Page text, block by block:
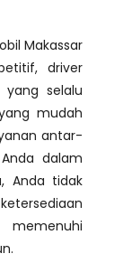
Makassar
driver
yang selalu
mudah
antar-
dalam
Anda tidak